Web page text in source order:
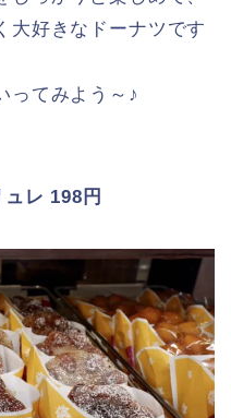
しっとり&ねっとり
ャリとした塩バター
芋けんぴをトッピン